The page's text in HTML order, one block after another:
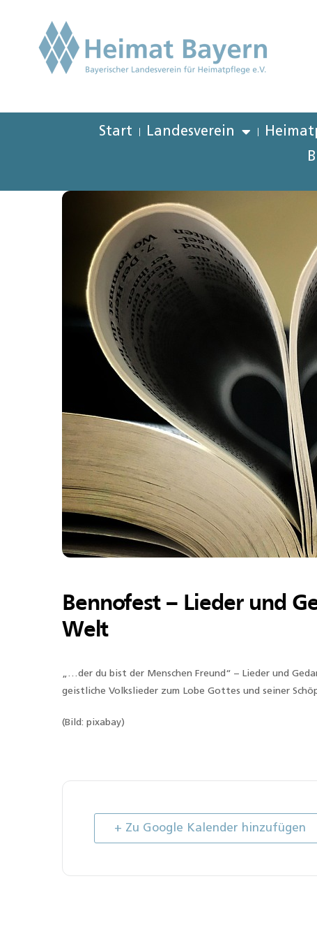
Start Landesverein
Bennofest – Lieder und
Welt
„…der du bist der Menschen Freund“ – Lieder und
geistliche Volkslieder zum Lobe Gottes und seiner
(Bild: pixabay)
+ Zu Google Kalender hinzufügen